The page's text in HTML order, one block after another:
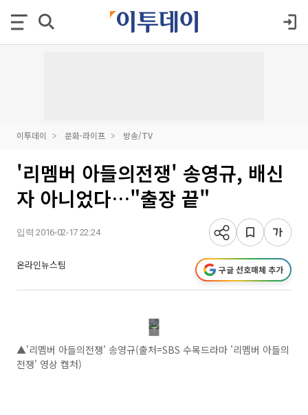
이투데이 문화·라이프 방송/TV
'리멤버 아들의전쟁' 송영규, 배신
자 아니었다…"출장 끝"
입력 2016-02-17 22:24
온라인뉴스팀 구글 선호매체 추가
▲'리멤버 아들의전쟁' 송영규(출처=SBS 수목드라마 '리멤버 아들의
전쟁' 영상 캡처)